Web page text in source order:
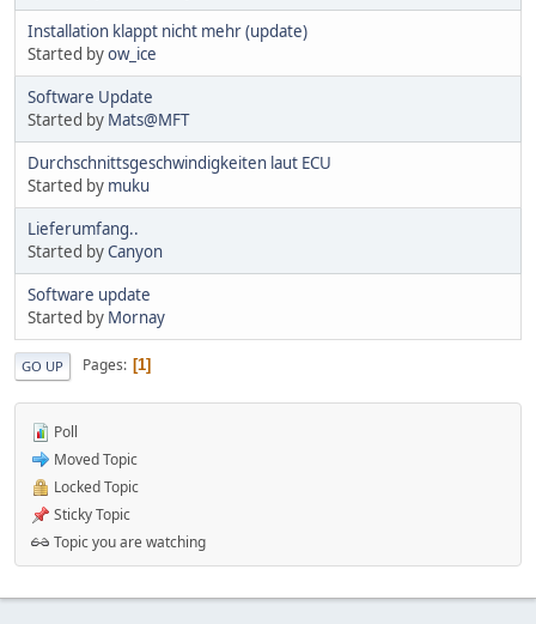
Installation klappt nicht mehr (update)
Started byow_ice
Software Update
Started by Mats@MFT
Durchschnittsgeschwindigkeiten laut ECU
Started by muku
Lieferumfang..
Started byCanyon
Software update
Started by Mornay
GO UP Pages 1
Poll
Moved Topic
Locked Topic
Sticky Topic
Topic you are watching